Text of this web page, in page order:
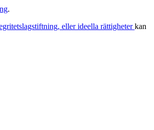
.
eller ideella rättigheterkan